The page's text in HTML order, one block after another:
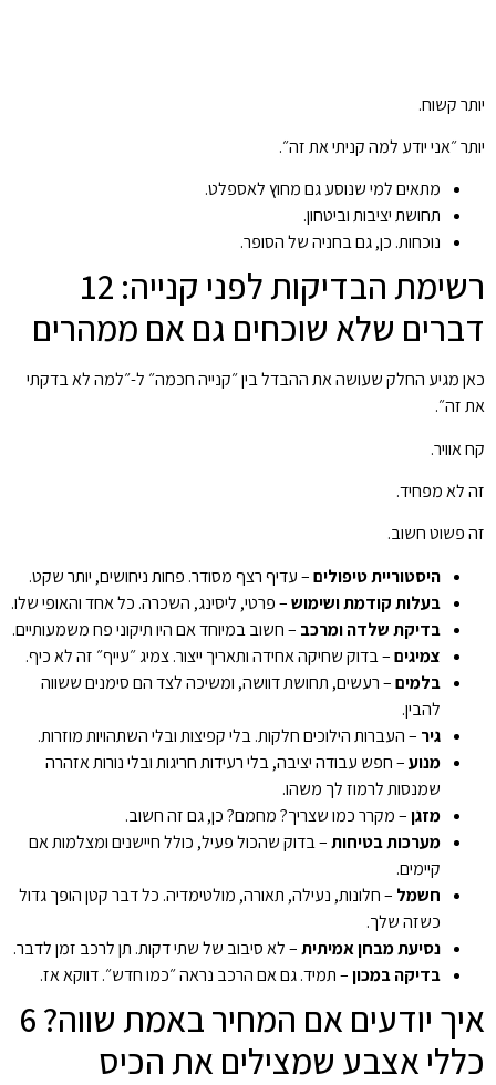
יותר קשוח.
יותר ״אני יודע למה קניתי את זה״.
מתאים למי שנוסע גם מחוץ לאספלט.
תחושת יציבות וביטחון.
נוכחות. כן, גם בחניה של הסופר.
רשימת הבדיקות לפני קנייה: 12
דברים שלא שוכחים גם אם ממהרים
כאן מגיע החלק שעושה את ההבדל בין ״קנייה חכמה״ ל-״למה לא בדקתי
את זה״.
קח אוויר.
זה לא מפחיד.
זה פשוט חשוב.
היסטוריית טיפולים– עדיף רצף מסודר. פחות ניחושים, יותר שקט.
בעלות קודמת ושימוש– פרטי, ליסינג, השכרה. כל אחד והאופי שלו.
בדיקת שלדה ומרכב – חשוב במיוחד אם היו תיקוני פח משמעותיים.
צמיגים– בדוק שחיקה אחידה ותאריך ייצור. צמיג ״עייף״ זה לא כיף.
בלמים– רעשים, תחושת דוושה, ומשיכה לצד הם סימנים ששווה
להבין.
גיר – העברות הילוכים חלקות. בלי קפיצות ובלי השתהויות מוזרות.
מנוע– חפש עבודה יציבה, בלי רעידות חריגות ובלי נורות אזהרה
שמנסות לרמוז לך משהו.
מזגן– מקרר כמו שצריך? מחמם? כן, גם זה חשוב.
מערכות בטיחות– בדוק שהכול פעיל, כולל חיישנים ומצלמות אם
קיימים.
חשמל – חלונות, נעילה, תאורה, מולטימדיה. כל דבר קטן הופך גדול
כשזה שלך.
נסיעת מבחן אמיתית– לא סיבוב של שתי דקות. תן לרכב זמן לדבר.
בדיקה במכון– תמיד. גם אם הרכב נראה ״כמו חדש״. דווקא אז.
איך יודעים אם המחיר באמת שווה? 6
כללי אצבע שמצילים את הכיס